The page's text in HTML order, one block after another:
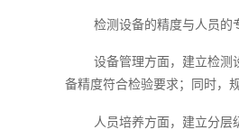
检测设备的精度与人员的
设备管理方面，建立检测
备精度符合检验要求；同时，
人员培养方面，建立分